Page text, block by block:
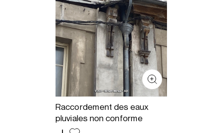
Raccordement des eaux
pluviales non conforme